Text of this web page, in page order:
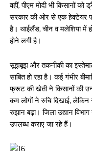
वहीं, पीएम मोदी भी किसानों
सरकार की ओर से एक हेक्टेयर
है। थाईलैंड, चीन व मलेशिया में
होने लगी है।
सूझबूझ और तकनीकी का
साबित हो रहा है। कई गंभीर
फ्रूट की खेती ने किसानों की
कम लोगों ने रुचि दिखाई,
रुझान बढ़ा। जिला उद्यान
उपलब्ध कराए जा रहे हैं।